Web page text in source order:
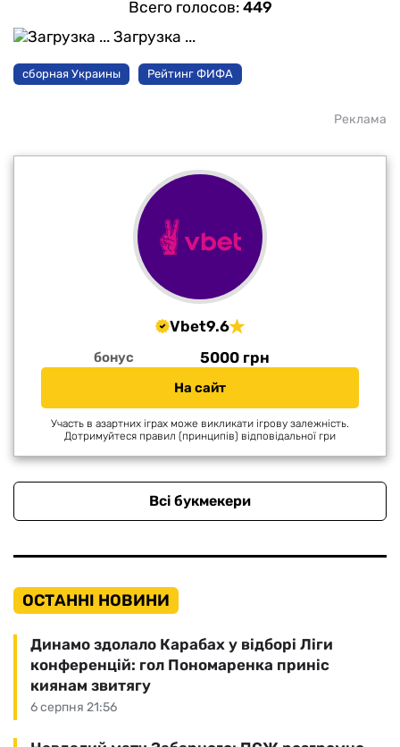
Всего голосов: 449
Загрузка ...
сборная Украины Рейтинг ФИФА
Реклама
Vbet9.6
бонус 5000 грн
На сайт
Участь в азартних іграх може викликати ігрову залежність.
Дотримуйтеся правил (принципів) відповідальної гри
Всі букмекери
ОСТАННІ НОВИНИ
6 серпня 21:56
Динамо здолало Карабах у відборі Ліги
конференцій: гол Пономаренка приніс
киянам звитягу